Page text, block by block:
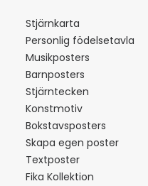
Stjärnkarta
Personlig födelsetavla
Musikposters
Barnposters
Stjärntecken
Konstmotiv
Bokstavsposters
Skapa egen poster
Textposter
Fika Kollektion